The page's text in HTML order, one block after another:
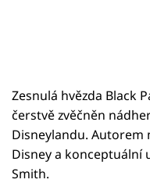
Zesnulá hvězda Black
čerstvě zvěčněn
Disneylandu. Autorem
Disney a konceptuální
Smith.